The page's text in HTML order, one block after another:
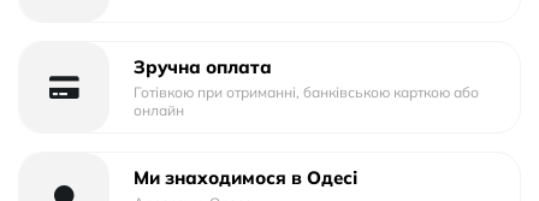
Зручна оплата
Готівкою при отриманні, банківською карткою або
онлайн
Ми знаходимося в Одесі